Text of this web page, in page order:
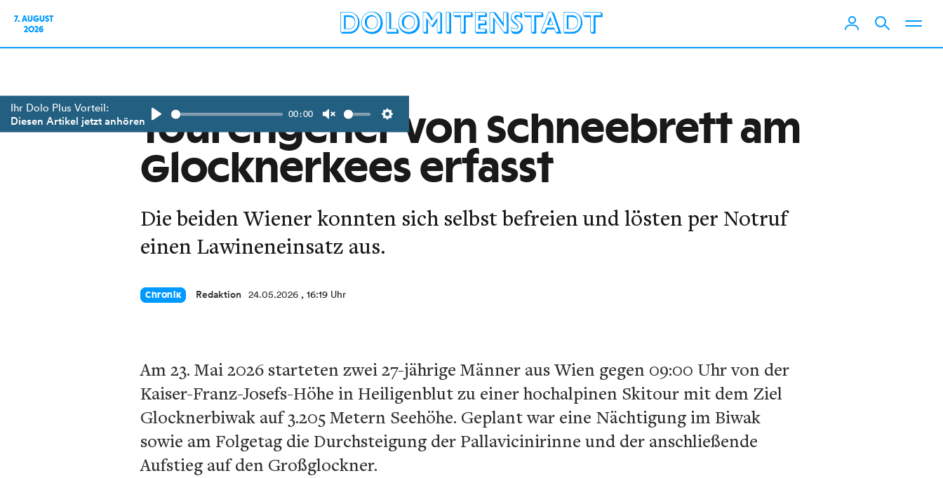
7. AUGUST
2026
Ihr Dolo Plus Vorteil:
Diesen Artikel jetzt anhören
Play
00:00
Unmute Settings
Tourengeher von Schneebrett am
Glocknerkees erfasst
Die beiden Wiener konnten sich selbst befreien und lösten per Notruf
einen Lawineneinsatz aus.
Chronik Redaktion 24.05.2026 , 16:19 Uhr
Am 23. Mai 2026 starteten zwei 27-jährige Männer aus Wien gegen 09:00 Uhr von der
Kaiser-Franz-Josefs-Höhe in Heiligenblut zu einer hochalpinen Skitour mit dem Ziel
Glocknerbiwak auf 3.205 Metern Seehöhe. Geplant war eine Nächtigung im Biwak
sowie am Folgetag die Durchsteigung der Pallavicinirinne und der anschließende
Aufstieg auf den Großglockner.